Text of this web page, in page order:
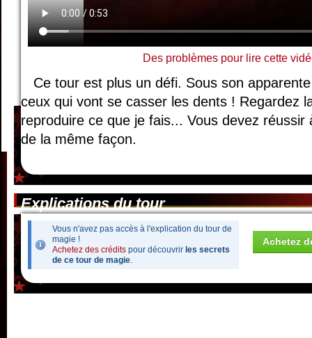
Des problèmes pour lire cette
Ce tour est plus un défi. Sous son
ceux qui vont se casser les dents ! Regardez
reproduire ce que je fais... Vous devez réussir
de la même façon.
Explications du tour
Vous n'avez pas accès à l'explication du tour de
magie !
Achetez des crédits pour découvrir les secrets
de ce tour de magie.
Achetez